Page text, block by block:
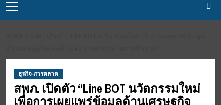
Menu
ธุรกิจ-การตลาด
สพภ. เปิดตัว “Line BOT นวัตกรรมใหม่
เพื่อการเผยแพร่ข้อมูลด้านเศรษฐกิจ